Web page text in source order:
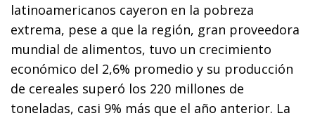
latinoamericanos cayeron en la pobreza
extrema, pese a que la región, gran proveedora
mundial de alimentos, tuvo un crecimiento
económico del 2,6% promedio y su producción
de cereales superó los 220 millones de
toneladas, casi 9% más que el año anterior. La